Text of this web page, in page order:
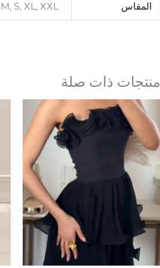
المقاس S, XL, XXL
منتجات ذات صلة